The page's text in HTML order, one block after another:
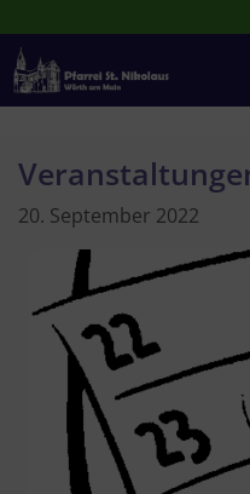
Inhalt
springen
20. September 2022